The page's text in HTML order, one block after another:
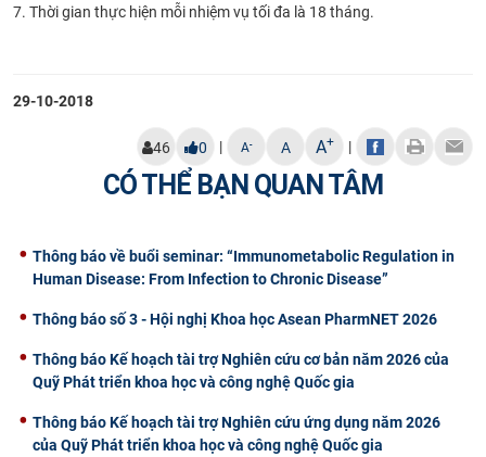
7. Thời gian thực hiện mỗi nhiệm vụ tối đa là 18 tháng.
29-10-2018
46 0 | A- A A+ |
CÓ THỂ BẠN QUAN TÂM
Thông báo về buổi seminar: “Immunometabolic Regulation in
Human Disease: From Infection to Chronic Disease”
Thông báo số 3 - Hội nghị Khoa học Asean PharmNET 2026
Thông báo Kế hoạch tài trợ Nghiên cứu cơ bản năm 2026 của
Quỹ Phát triển khoa học và công nghệ Quốc gia
Thông báo Kế hoạch tài trợ Nghiên cứu ứng dụng năm 2026
của Quỹ Phát triển khoa học và công nghệ Quốc gia